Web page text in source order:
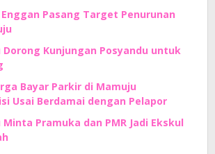
Pasang Target Penurunan
Kunjungan Posyandu untuk
Bayar Parkir di Mamuju
Usai Berdamai dengan Pelapor
Pramuka dan PMR Jadi Ekskul